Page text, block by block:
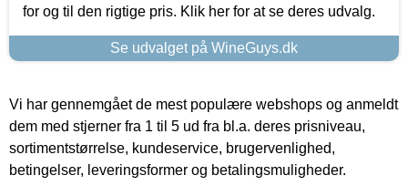
for og til den rigtige pris. Klik her for at se deres udvalg.
Se udvalget på WineGuys.dk
Vi har gennemgået de mest populære webshops og anmeldt
dem med stjerner fra 1 til 5 ud fra bl.a. deres prisniveau,
sortimentstørrelse, kundeservice, brugervenlighed,
betingelser, leveringsformer og betalingsmuligheder.